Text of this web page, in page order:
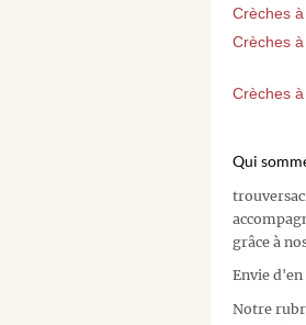
Crèches
Crèches à
Crèches
Qui
grâce à
Envie d'en
Notre